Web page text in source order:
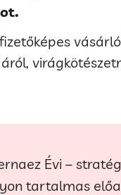
Évi –
tartalmas